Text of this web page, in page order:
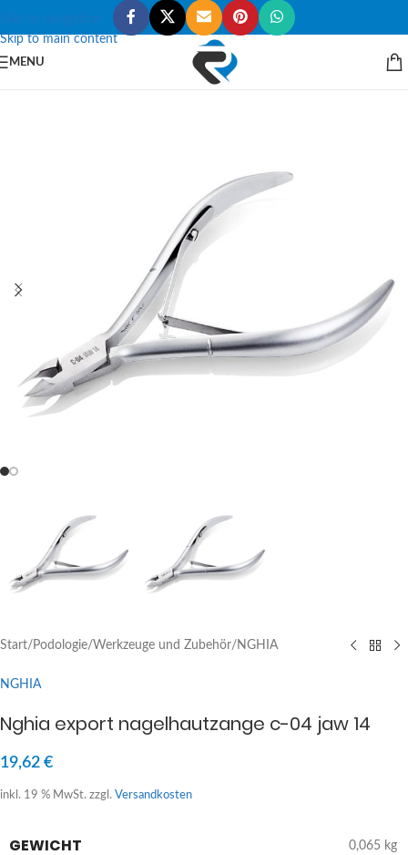
Skip to navigation
Skip to main content
MENU
Start/ Podologie/Werkzeuge und Zubehör/ NGHIA
NGHIA
Nghia export nagelhautzange c-04 jaw 14
19,62 €
inkl. 19 % MwSt. zzgl. Versandkosten
GEWICHT 0,065 kg